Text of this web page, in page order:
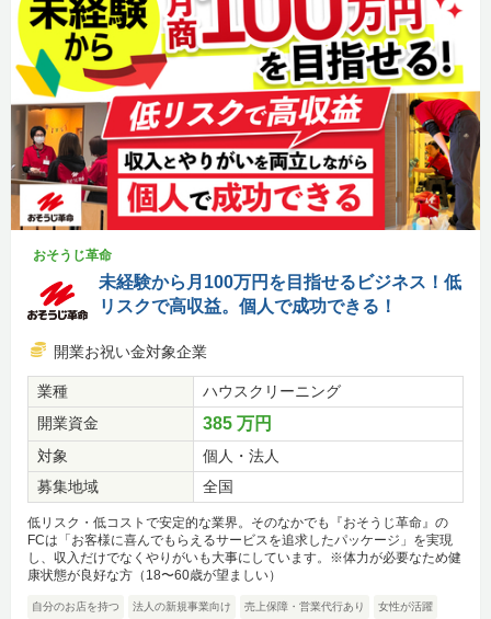
おそうじ革命
未経験から月100万円を目指せるビジネス！低
リスクで高収益。個人で成功できる！
開業お祝い金対象企業
業種
ハウスクリーニング
開業資金
385 万円
対象
個人・法人
募集地域
全国
低リスク・低コストで安定的な業界。そのなかでも『おそうじ革命』の
FCは「お客様に喜んでもらえるサービスを追求したパッケージ」を実現
し、収入だけでなくやりがいも大事にしています。※体力が必要なため健
康状態が良好な方（18〜60歳が望ましい）
自分のお店を持つ 法人の新規事業向け 売上保障・営業代行あり 女性が活躍